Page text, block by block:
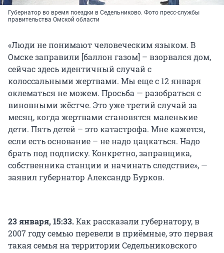
Губернатор во время поездки в Седельниково. Фото пресс-службы
правительства Омской области
«Люди не понимают человеческим языком. В
Омске заправили [баллон газом] – взорвался дом,
сейчас здесь идентичный случай с
колоссальными жертвами. Мы еще с 12 января
оклематься не можем. Просьба — разобраться с
виновными жёстче. Это уже третий случай за
месяц, когда жертвами становятся маленькие
дети. Пять детей – это катастрофа. Мне кажется,
если есть основание – не надо цацкаться. Надо
брать под подписку. Конкретно, заправщика,
собственника станции и начинать следствие», —
заявил губернатор Александр Бурков.
23 января, 15:33.Как рассказали губернатору, в
2007 году семью перевели в приёмные, это первая
такая семья на территории Седельниковского